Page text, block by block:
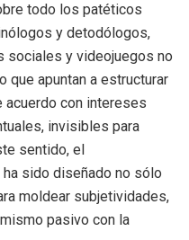
todo los patéticos
y detodólogos,
sociales y videojuegos no
que apuntan a estructurar
acuerdo con intereses
invisibles para
sentido, el
sido diseñado no sólo
moldear subjetividades,
pasivo con la